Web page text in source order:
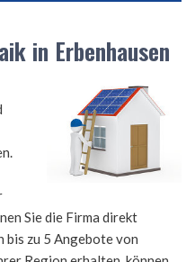
in Erbenhausen
Sie die Firma direkt
bis zu 5 Angebote von